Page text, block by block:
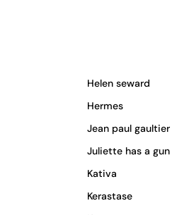
Helen seward
Hermes
Jean paul gaultier
Juliette has a gun
Kativa
Kerastase